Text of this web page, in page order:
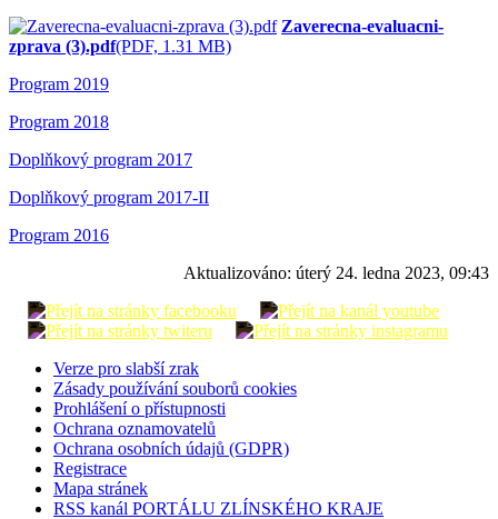
Zaverecna-evaluacni-
zprava (3).pdf(PDF, 1.31 MB)
Program 2019
Program 2018
Doplňkový program 2017
Doplňkový program 2017-II
Program 2016
Aktualizováno: úterý 24. ledna 2023, 09:43
Verze pro slabší zrak
Zásady používání souborů cookies
Prohlášení o přístupnosti
Ochrana oznamovatelů
Ochrana osobních údajů (GDPR)
Registrace
Mapa stránek
RSS kanál PORTÁLU ZLÍNSKÉHO KRAJE